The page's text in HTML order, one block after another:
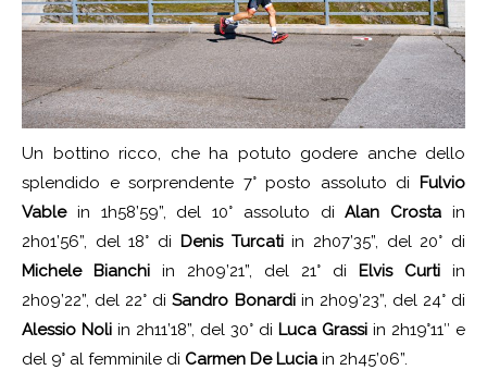
Un bottino ricco, che ha potuto godere anche dello
splendido e sorprendente 7° posto assoluto di Fulvio
Vablein 1h58’59”, del 10° assoluto diAlan Crosta in
2h01’56”, del 18° di Denis Turcatiin 2h07’35”, del 20° di
Michele Bianchi in 2h09’21”, del 21° di Elvis Curti in
2h09’22”, del 22° diSandro Bonardiin 2h09’23”, del 24° di
Alessio Noli in 2h11’18”, del 30° di Luca Grassi in 2h19°11″ e
del 9° al femminile di Carmen De Lucia in 2h45’06”.